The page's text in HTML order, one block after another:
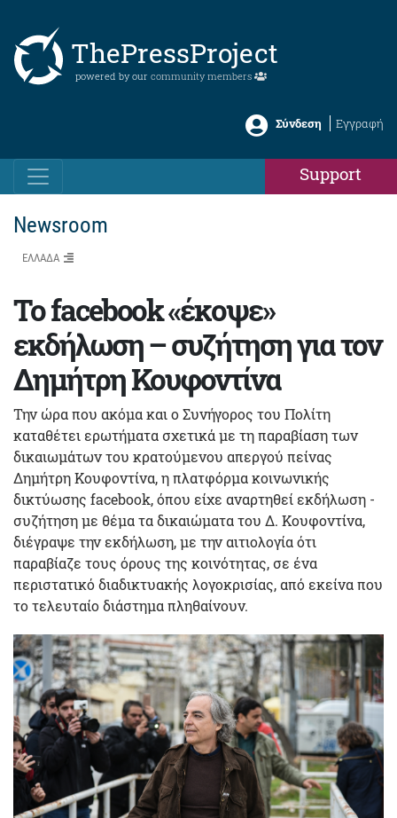
ThePressProject
powered by our community members
Σύνδεση Εγγραφή
Support
Newsroom
ΕΛΛΑΔΑ
Το facebook «έκοψε»
εκδήλωση – συζήτηση για τον
Δημήτρη Κουφοντίνα
Την ώρα που ακόμα και ο Συνήγορος του Πολίτη
καταθέτει ερωτήματα σχετικά με τη παραβίαση των
δικαιωμάτων του κρατούμενου απεργού πείνας
Δημήτρη Κουφοντίνα, η πλατφόρμα κοινωνικής
δικτύωσης facebook, όπου είχε αναρτηθεί εκδήλωση -
συζήτηση με θέμα τα δικαιώματα του Δ. Κουφοντίνα,
διέγραψε την εκδήλωση, με την αιτιολογία ότι
παραβίαζε τους όρους της κοινότητας, σε ένα
περιστατικό διαδικτυακής λογοκρισίας, από εκείνα που
το τελευταίο διάστημα πληθαίνουν.